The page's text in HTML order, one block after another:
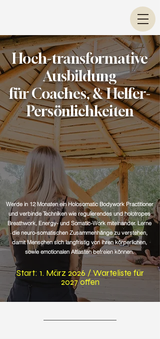
Hoch-transformative
Ausbildung
für Coaches, & Helfer-
Persönlichkeiten
Werde in 12 Monaten ein Holosomatic Bodywork Practitioner
und verbinde Techniken wie regulierendes und holotropes
Breathwork, Energy- und Somatic-Work miteinander. Lerne
die neuro-somatischen Zusammenhänge zu verstehen,
damit Menschen sich langfristig von ihren körperlichen,
sowie emotionalen Altlasten befreien können.
Start: 1. März 2026 / Warteliste für
2027 offen